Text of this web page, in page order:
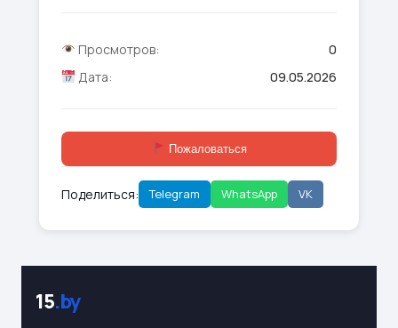
Просмотров:
0
Дата:
09.05.2026
Пожаловаться
Поделиться: Telegram WhatsApp VK
15.by